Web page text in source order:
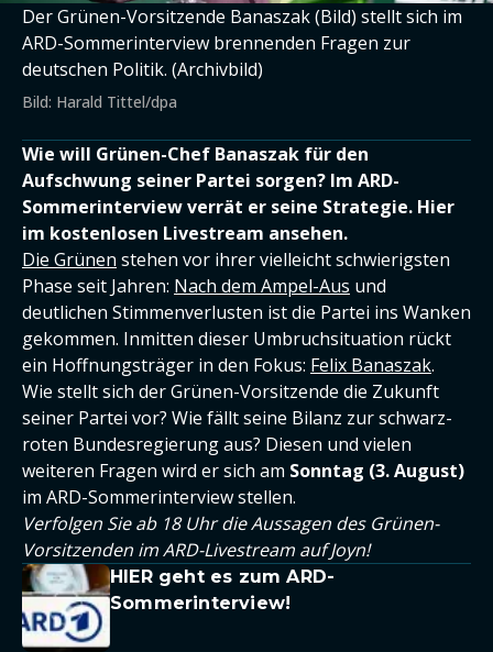
Der Grünen-Vorsitzende Banaszak (Bild) stellt sich im
ARD-Sommerinterview brennenden Fragen zur
deutschen Politik. (Archivbild)
Bild: Harald Tittel/dpa
Wie will Grünen-Chef Banaszak für den
Aufschwung seiner Partei sorgen? Im ARD-
Sommerinterview verrät er seine Strategie. Hier
im kostenlosen Livestream ansehen.
Die Grünen stehen vor ihrer vielleicht schwierigsten
Phase seit Jahren: Nach dem Ampel-Aus und
deutlichen Stimmenverlusten ist die Partei ins Wanken
gekommen. Inmitten dieser Umbruchsituation rückt
ein Hoffnungsträger in den Fokus: Felix Banaszak.
Wie stellt sich der Grünen-Vorsitzende die Zukunft
seiner Partei vor? Wie fällt seine Bilanz zur schwarz-
roten Bundesregierung aus? Diesen und vielen
weiteren Fragen wird er sich am Sonntag (3. August)
im ARD-Sommerinterview stellen.
Verfolgen Sie ab 18 Uhr die Aussagen des Grünen-
Vorsitzenden im ARD-Livestream auf Joyn!
HIER geht es zum ARD-
Sommerinterview!